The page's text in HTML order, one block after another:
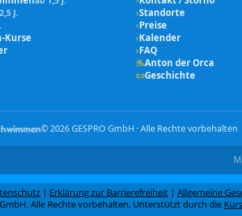
J.
Kurse
›Standorte
›Preise
›Kalender
›FAQ
🐬Anton der Orca
📜Geschichte
©2026GESPRO GmbH · Alle Rechte vorbehalten
| Erklärung zur Barrierefreiheit | Allgemeine
GmbH. Alle Rechte vorbehalten. Unterstützt durch die